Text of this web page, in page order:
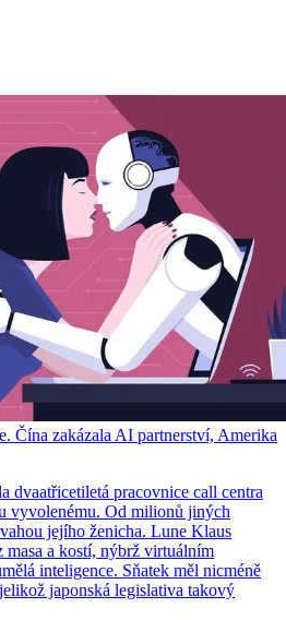
Čína zakázala AI partnerství, Amerika
dvaatřicetiletá pracovnice call centra
vyvolenému. Od milionů jiných
jejího ženicha. Lune Klaus
masa a kostí, nýbrž virtuálním
inteligence. Sňatek měl nicméně
japonská legislativa takový